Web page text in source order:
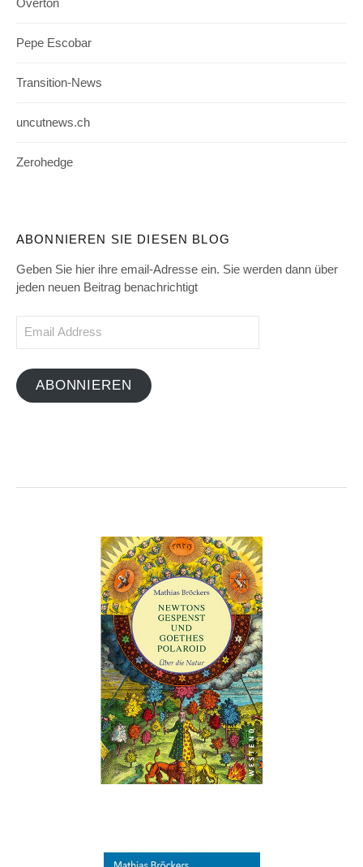
Overton
Pepe Escobar
Transition-News
uncutnews.ch
Zerohedge
ABONNIEREN SIE DIESEN BLOG
Geben Sie hier ihre email-Adresse ein. Sie werden dann über
jeden neuen Beitrag benachrichtigt
ABONNIEREN